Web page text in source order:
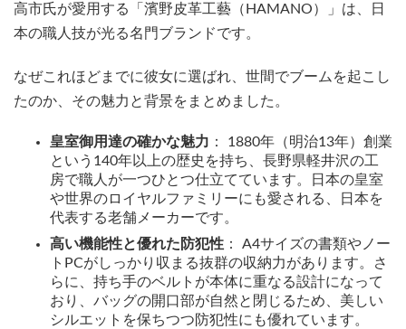
高市氏が愛用する「濱野皮革工藝（HAMANO）」は、日
本の職人技が光る名門ブランドです。
なぜこれほどまでに彼女に選ばれ、世間でブームを起こし
たのか、その魅力と背景をまとめました。
皇室御用達の確かな魅力 ： 1880年（明治13年）創業
という140年以上の歴史を持ち、長野県軽井沢の工
房で職人が一つひとつ仕立てています。日本の皇室
や世界のロイヤルファミリーにも愛される、日本を
代表する老舗メーカーです。
高い機能性と優れた防犯性 ： A4サイズの書類やノー
トPCがしっかり収まる抜群の収納力があります。さ
らに、持ち手のベルトが本体に重なる設計になって
おり、バッグの開口部が自然と閉じるため、美しい
シルエットを保ちつつ防犯性にも優れています。